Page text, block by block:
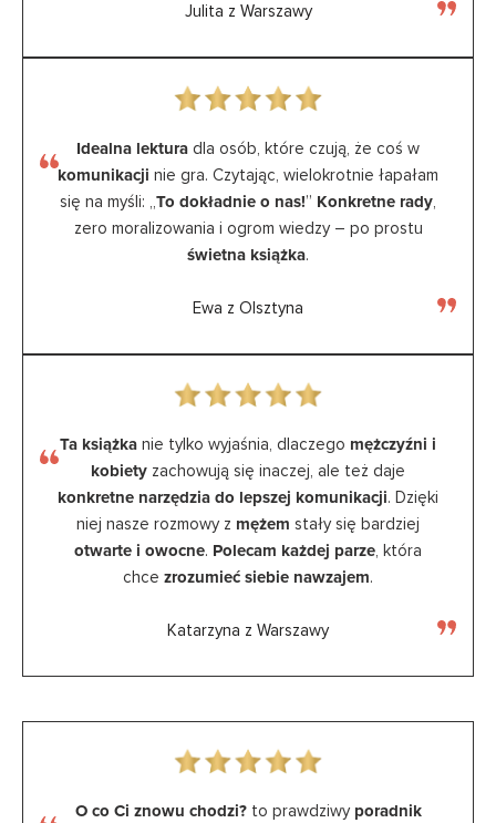
Julita z Warszawy
Idealna lektura dla osób, które czują, że coś w
komunikacji nie gra. Czytając, wielokrotnie łapałam
się na myśli: „To dokładnie o nas!” Konkretne rady,
zero moralizowania i ogrom wiedzy – po prostu
świetna książka.
Ewa z Olsztyna
Ta książka nie tylko wyjaśnia, dlaczego mężczyźni i
kobiety zachowują się inaczej, ale też daje
konkretne narzędzia do lepszej komunikacji. Dzięki
niej nasze rozmowy z mężem stały się bardziej
otwarte i owocne. Polecam każdej parze, która
chce zrozumieć siebie nawzajem.
Katarzyna z Warszawy
O co Ci znowu chodzi?to prawdziwy poradnik